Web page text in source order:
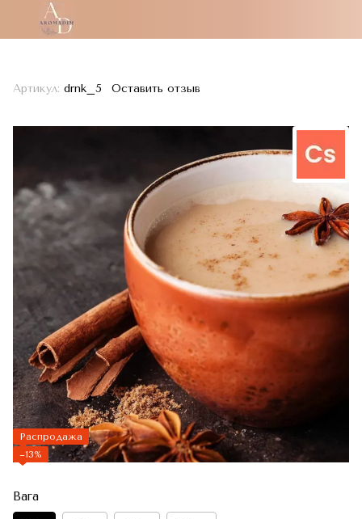
Артикул: drnk_5 Оставить отзыв
Распродажа
−13%
Вага